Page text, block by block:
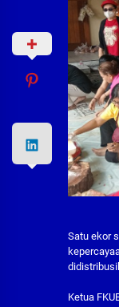
Satu ekor
Ketua